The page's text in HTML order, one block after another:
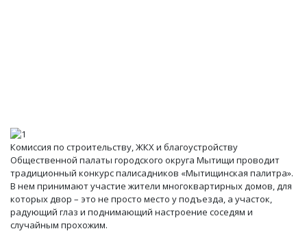
Комиссия по строительству, ЖКХ и благоустройству
Общественной палаты городского округа Мытищи проводит
традиционный конкурс палисадников «Мытищинская палитра».
В нем принимают участие жители многоквартирных домов, для
которых двор – это не просто место у подъезда, а участок,
радующий глаз и поднимающий настроение соседям и
случайным прохожим.